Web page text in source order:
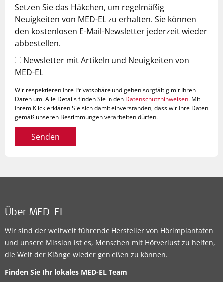
Setzen Sie das Häkchen, um regelmäßig
Neuigkeiten von MED-EL zu erhalten. Sie können
den kostenlosen E-Mail-Newsletter jederzeit wieder
abbestellen.
Newsletter mit Artikeln und Neuigkeiten von
MED-EL
Wir respektieren Ihre Privatsphäre und gehen sorgfältig mit Ihren
Daten um. Alle Details finden Sie in den Datenschutzhinweisen. Mit
Ihrem Klick erklären Sie sich damit einverstanden, dass wir Ihre Daten
gemäß unseren Bestimmungen verarbeiten dürfen.
Senden
Über MED-EL
Wir sind der weltweit führende Hersteller von Hörimplantaten
und unsere Mission ist es, Menschen mit Hörverlust zu helfen,
die Welt der Klänge wieder genießen zu können.
Finden Sie Ihr lokales MED-EL Team